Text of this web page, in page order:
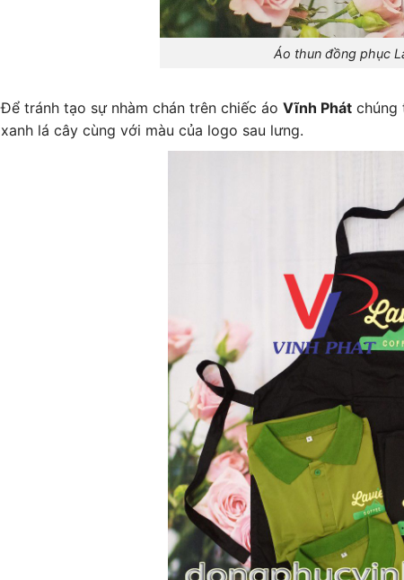
Áo thun đồng phục
Để tránh tạo sự nhàm chán trên chiếc áo Vĩnh Phát chúng
xanh lá cây cùng với màu của logo sau lưng.